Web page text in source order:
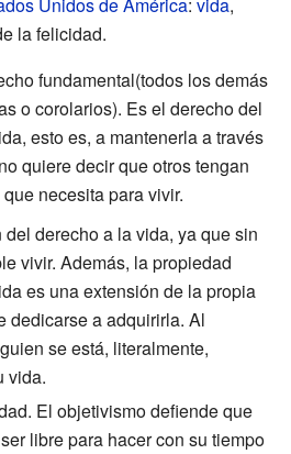
Unidos de América: vida,
la felicidad.
fundamental(todos los demás
o corolarios). Es el derecho del
esto es, a mantenerla a través
quiere decir que otros tengan
necesita para vivir.
derecho a la vida, ya que sin
vivir. Además, la propiedad
es una extensión de la propia
dedicarse a adquirirla. Al
se está, literalmente,
vida.
El objetivismo defiende que
libre para hacer con su tiempo